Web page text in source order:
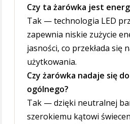
Czy ta żarówka jest
Tak — technologia LED
zapewnia niskie zużycie
jasności, co przekłada się
użytkowania.
Czy żarówka nadaje się
ogólnego?
Tak — dzięki neutralnej
szerokiemu kątowi